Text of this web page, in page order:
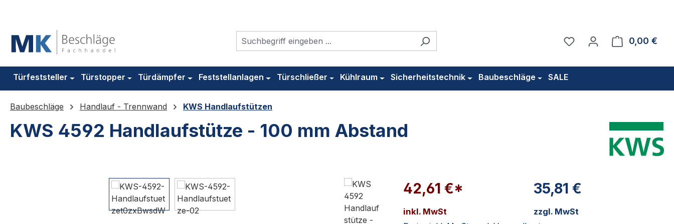
Du hast 0 Produkte auf
0,00 €
Türfeststeller Türstopper Türdämpfer Feststellanlagen Türschließer Kühlraum Sicherheitstechnik Baubeschläge SALE
Baubeschläge Handlauf - Trennwand KWS Handlaufstützen
KWS 4592 Handlaufstütze - 100 mm Abstand
42,61 €*
inkl. MwSt
35,81 €
zzgl. MwSt